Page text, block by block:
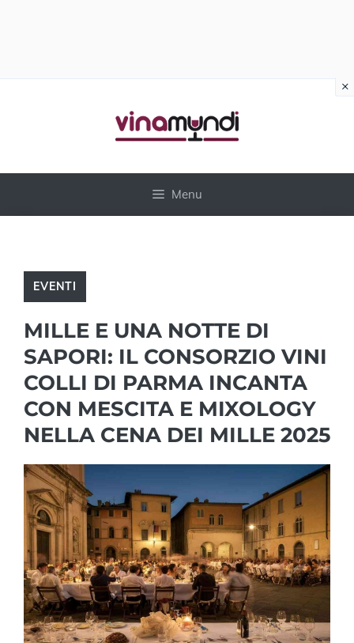
Menu
EVENTI
MILLE E UNA NOTTE DI
SAPORI: IL CONSORZIO VINI
COLLI DI PARMA INCANTA
CON MESCITA E MIXOLOGY
NELLA CENA DEI MILLE 2025
×